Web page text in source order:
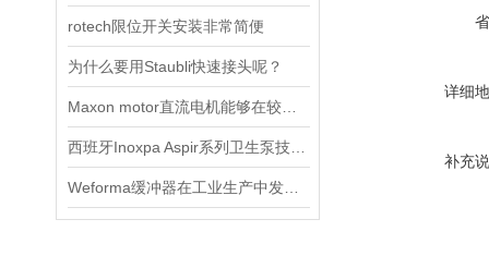
rotech限位开关安装非常简便
为什么要用Staubli快速接头呢？
详细
补充